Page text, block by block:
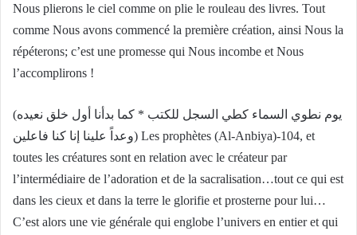
Nous plierons le ciel comme on plie le rouleau des livres. Tout
comme Nous avons commencé la première création, ainsi Nous la
répéterons; c’est une promesse qui Nous incombe et Nous
l’accomplirons !
(يوم نطوي السماء كطي السجل للكتب * كما بدأنا أول خلق نعيده
وعداً علينا إنا كنا فاعلين) Les prophètes (Al-Anbiya)-104, et
toutes les créatures sont en relation avec le créateur par
l’intermédiaire de l’adoration et de la sacralisation…tout ce qui est
dans les cieux et dans la terre le glorifie et prosterne pour lui…
C’est alors une vie générale qui englobe l’univers en entier et qui